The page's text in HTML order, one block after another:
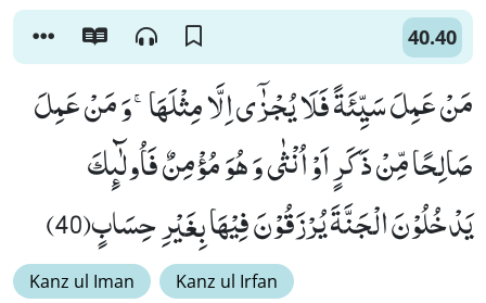
40.40
مَنْ عَمِلَ سَیِّئَةً فَلَا یُجْزٰۤى اِلَّا مِثْلَهَاۚ-وَ مَنْ عَمِلَ
صَالِحًا مِّنْ ذَكَرٍ اَوْ اُنْثٰى وَ هُوَ مُؤْمِنٌ فَاُولٰٓىٕكَ
یَدْخُلُوْنَ الْجَنَّةَ یُرْزَقُوْنَ فِیْهَا بِغَیْرِ حِسَابٍ(40)
Kanz ul Iman Kanz ul Irfan